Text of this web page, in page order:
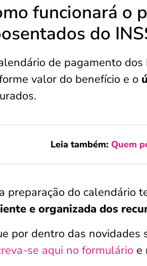
funcionará o
do
de pagamento
valor do benefício e o
Leia também: Quem
preparação do calendário
e organizada dos
por dentro das novidades
se aqui no formulário e